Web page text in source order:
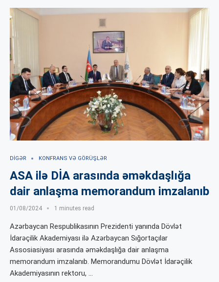
DIGƏR KONFRANS VƏ GÖRÜŞLƏR
ASA ilə DİA arasında əməkdaşlığa
dair anlaşma memorandum imzalanıb
01/08/2024 1 minutes read
Azərbaycan Respublikasının Prezidenti yanında Dövlət
İdarəçilik Akademiyası ilə Azərbaycan Sığortaçılar
Assosiasiyası arasında əməkdaşlığa dair anlaşma
memorandum imzalanıb. Memorandumu Dövlət İdarəçilik
Akademiyasının rektoru, …